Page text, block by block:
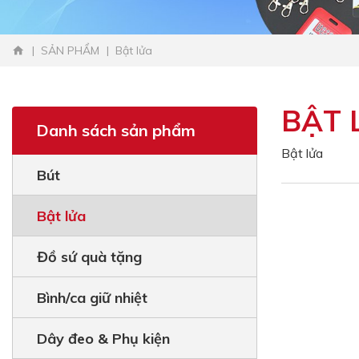
SẢN PHẨM Bật lửa
Danh sách sản phẩm
Bút
Bật lửa
Đồ sứ quà tặng
Bình/ca giữ nhiệt
Dây đeo & Phụ kiện
BẬT
Bật lửa